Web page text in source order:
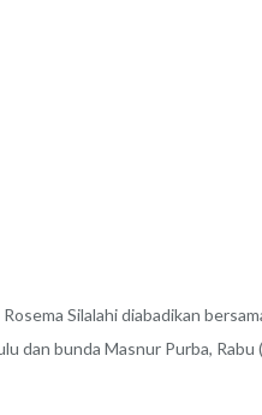
Silalahi diabadikan
dan bunda Masnur Purba,